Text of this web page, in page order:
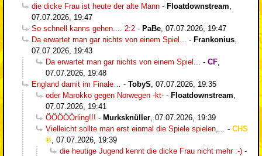
die dicke Frau ist heute der alte Mann - Floatdownstream
07.07.2026, 19:47
So schnell kanns gehen.... 2:2 - PaBe 07.07.2026, 19:47
Da erwartet man gar nichts von einem Spiel...
- Frankonius
07.07.2026, 19:43
Da erwartet man gar nichts von einem Spiel...
- CF
07.07.2026, 19:48
England damit im Finale…
- TobyS 07.07.2026, 19:35
oder Marokko gegen Norwegen -kt- - Floatdownstream
07.07.2026, 19:41
ÖÖÖÖÖrling!!! - Murksknüller 07.07.2026, 19:39
Vielleicht sollte man erst einmal die Spiele spielen,...
- CHS
07.07.2026, 19:39
die heutige Jugend kennt die dicke Frau nicht mehr :-) -